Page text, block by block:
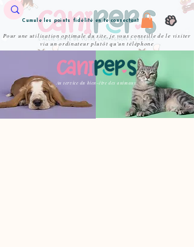
Cumule les points fidélité en te connectant
Pour une utilisation optimale du site, je vous conseille de le visiter
via un ordinateur plutôt qu'un téléphone
Au service du bien-être des animaux